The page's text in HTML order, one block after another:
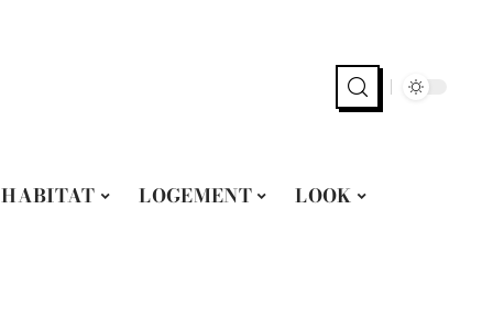
HABITAT LOGEMENT
LOOK